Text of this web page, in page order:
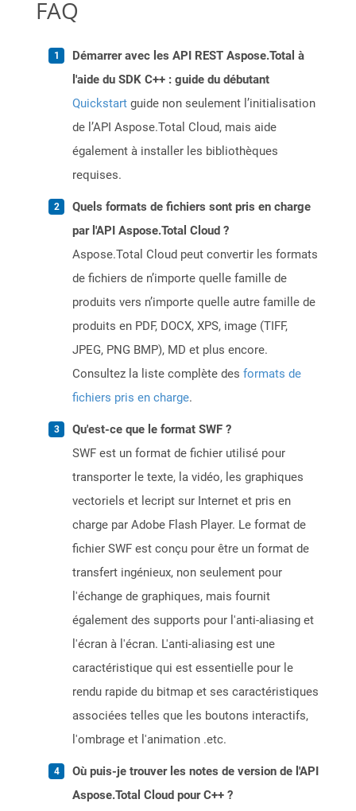
FAQ
Démarrer avec les API REST Aspose.Total à
l'aide du SDK C++ : guide du débutant
Quickstart guide non seulement l’initialisation
de l’API Aspose.Total Cloud, mais aide
également à installer les bibliothèques
requises.
Quels formats de fichiers sont pris en charge
par l'API Aspose.Total Cloud ?
Aspose.Total Cloud peut convertir les formats
de fichiers de n’importe quelle famille de
produits vers n’importe quelle autre famille de
produits en PDF, DOCX, XPS, image (TIFF,
JPEG, PNG BMP), MD et plus encore.
Consultez la liste complète des formats de
fichiers pris en charge.
Qu'est-ce que le format SWF ?
SWF est un format de fichier utilisé pour
transporter le texte, la vidéo, les graphiques
vectoriels et lecript sur Internet et pris en
charge par Adobe Flash Player. Le format de
fichier SWF est conçu pour être un format de
transfert ingénieux, non seulement pour
l'échange de graphiques, mais fournit
également des supports pour l'anti-aliasing et
l'écran à l'écran. L'anti-aliasing est une
caractéristique qui est essentielle pour le
rendu rapide du bitmap et ses caractéristiques
associées telles que les boutons interactifs,
l'ombrage et l'animation .etc.
Où puis-je trouver les notes de version de l'API
Aspose.Total Cloud pour C++ ?